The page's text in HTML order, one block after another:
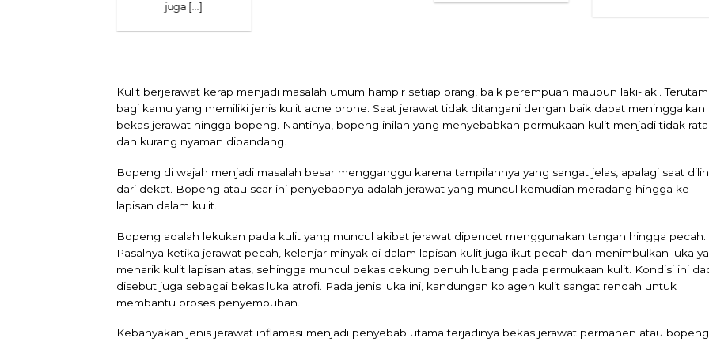
juga [...]
Kulit berjerawat kerap menjadi masalah umum hampir setiap orang, baik perempuan maupun laki-laki.
bagi kamu yang memiliki jenis kulit acne prone. Saat jerawat tidak ditangani dengan baik dapat meninggalkan
bekas jerawat hingga bopeng. Nantinya, bopeng inilah yang menyebabkan permukaan kulit menjadi tidak rata
dan kurang nyaman dipandang.
Bopeng di wajah menjadi masalah besar mengganggu karena tampilannya yang sangat jelas, apalagi saat
dari dekat. Bopeng atau scar ini penyebabnya adalah jerawat yang muncul kemudian meradang hingga ke
lapisan dalam kulit.
Bopeng adalah lekukan pada kulit yang muncul akibat jerawat dipencet menggunakan tangan hingga pecah.
Pasalnya ketika jerawat pecah, kelenjar minyak di dalam lapisan kulit juga ikut pecah dan menimbulkan luka
menarik kulit lapisan atas, sehingga muncul bekas cekung penuh lubang pada permukaan kulit. Kondisi ini
disebut juga sebagai bekas luka atrofi. Pada jenis luka ini, kandungan kolagen kulit sangat rendah untuk
membantu proses penyembuhan.
Kebanyakan jenis jerawat inflamasi menjadi penyebab utama terjadinya bekas jerawat permanen atau